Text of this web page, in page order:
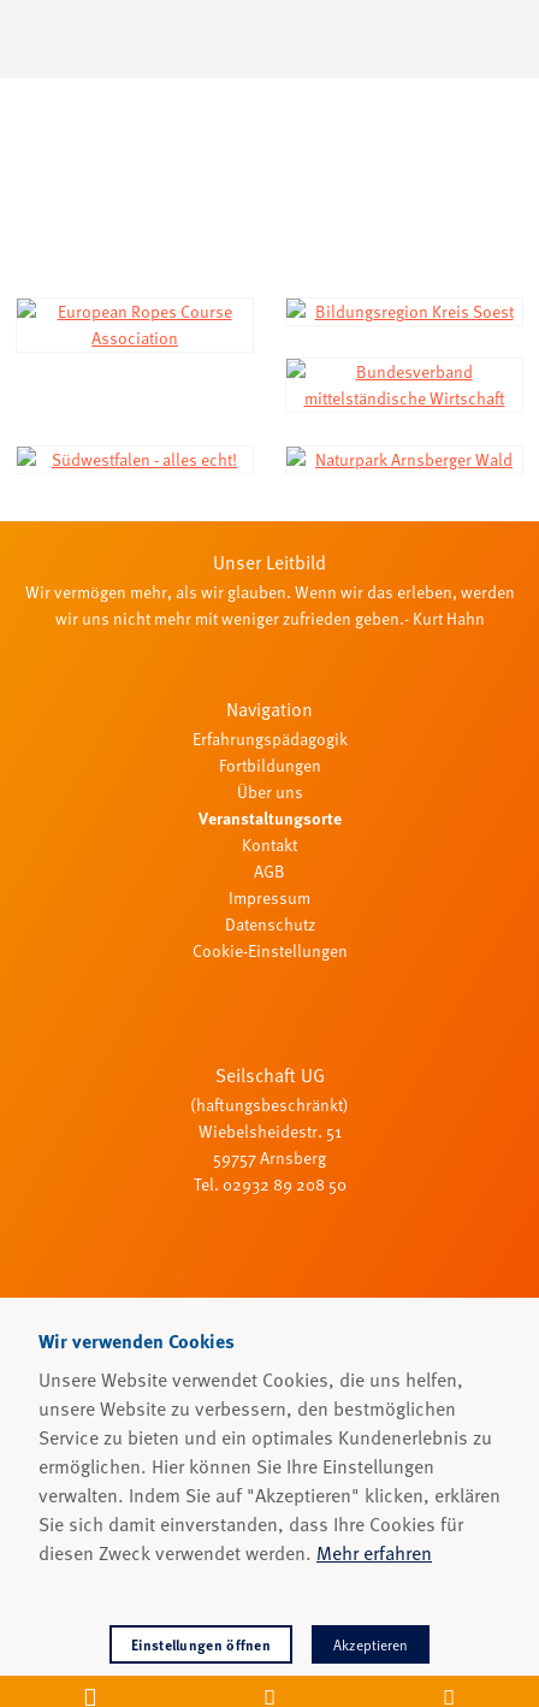
Unser Leitbild
Wir vermögen mehr, als wir glauben. Wenn wir das erleben, werden
wir uns nicht mehr mit weniger zufrieden geben.- Kurt Hahn
Navigation
Erfahrungspädagogik
Fortbildungen
Über uns
Veranstaltungsorte
Kontakt
AGB
Impressum
Datenschutz
Cookie-Einstellungen
Seilschaft UG
(haftungsbeschränkt)
Wiebelsheidestr. 51
59757 Arnsberg
Tel. 02932 89 208 50
Wir verwenden Cookies
Unsere Website verwendet Cookies, die uns helfen,
unsere Website zu verbessern, den bestmöglichen
Service zu bieten und ein optimales Kundenerlebnis zu
ermöglichen. Hier können Sie Ihre Einstellungen
verwalten. Indem Sie auf "Akzeptieren" klicken, erklären
Sie sich damit einverstanden, dass Ihre Cookies für
diesen Zweck verwendet werden. Mehr erfahren
Einstellungen öffnen Akzeptieren